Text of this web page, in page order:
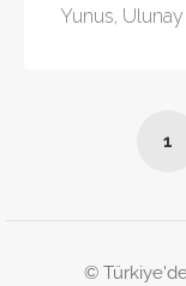
Yunus,
1
©